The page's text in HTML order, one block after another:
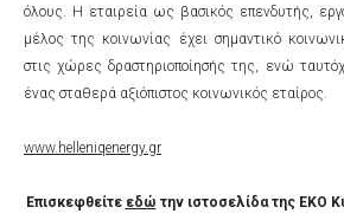
όλους. Η εταιρεία ως βασικός επενδυτής,
μέλος της κοινωνίας έχει σημαντικό
στις χώρες δραστηριοποίησής της, ενώ
ένας σταθερά αξιόπιστος κοινωνικός εταίρος.
www.helleniqenergy.gr
Επισκεφθείτε εδώ την ιστοσελίδα της ΕΚΟ